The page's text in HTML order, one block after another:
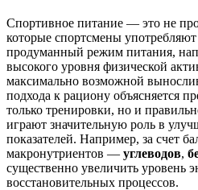
Спортивное питание — это не
которые спортсмены
продуманный режим питания,
высокого уровня физической
максимально возможной
подхода к рациону объясняется
только тренировки, но и
играют значительную роль в
показателей. Например, за счет
макронутриентов — углеводов,
существенно увеличить уровень
восстановительных процессов.